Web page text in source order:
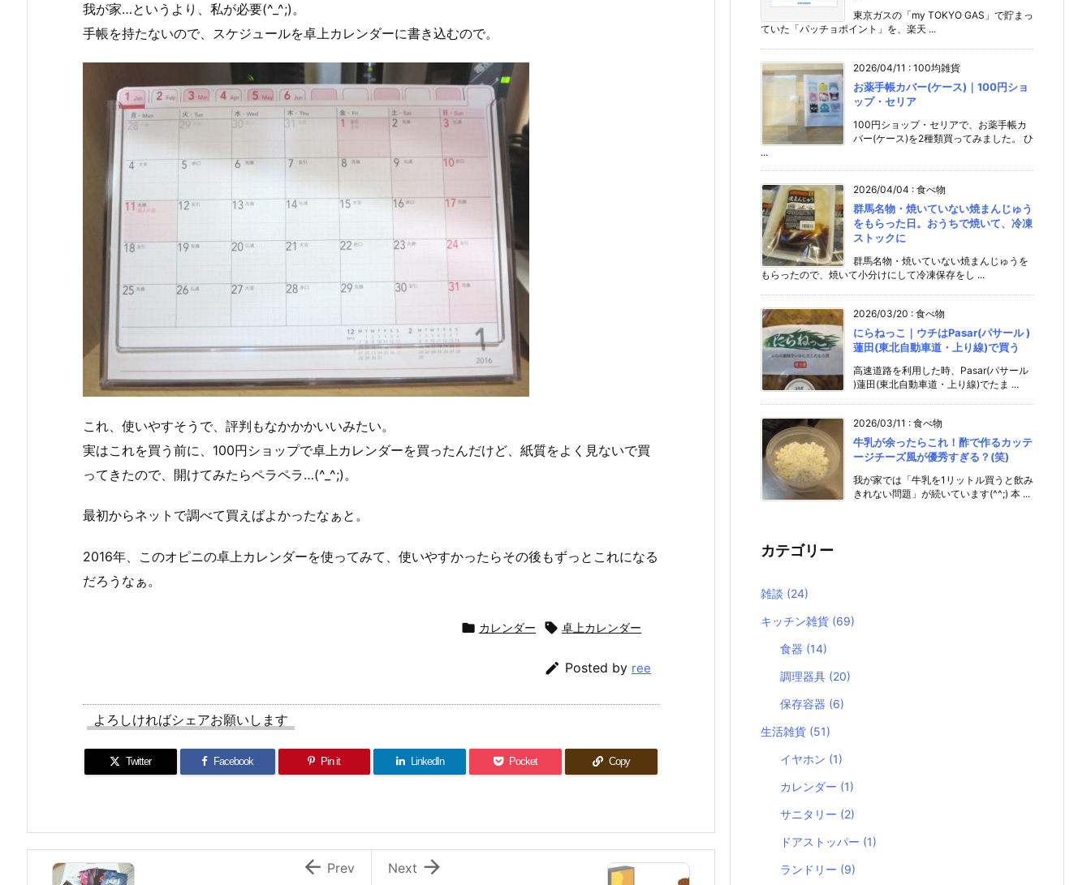
我が家…というより、私が必要(^_^;)。
手帳を持たないので、スケジュールを卓上カレンダーに書き込むので。
これ、使いやすそうで、評判もなかかかいいみたい。
実はこれを買う前に、100円ショップで卓上カレンダーを買ったんだけど、紙質をよく見ないで買
ってきたので、開けてみたらペラペラ…(^_^;)。
最初からネットで調べて買えばよかったなぁと。
2016年、このオピニの卓上カレンダーを使ってみて、使いやすかったらその後もずっとこれになる
だろうなぁ。
 カレンダー  卓上カレンダー
 Posted by ree
よろしければシェアお願いします
Twitter Facebook Pin it LinkedIn Pocket Copy

Next
 Prev
東京ガスの「my TOKYO GAS」で貯まっ
ていた「パッチョポイント」を、楽天 ...
2026/04/11 : 100均雑貨
お薬手帳カバー(ケース)｜100円ショ
ップ・セリア
100円ショップ・セリアで、お薬手帳カ
バー(ケース)を2種類買ってみました。 ひ
...
2026/04/04 : 食べ物
群馬名物・焼いていない焼まんじゅう
をもらった日。おうちで焼いて、冷凍
ストックに
群馬名物・焼いていない焼まんじゅうを
もらったので、焼いて小分けにして冷凍保存をし ...
2026/03/20 : 食べ物
にらねっこ｜ウチはPasar(パサール )
蓮田(東北自動車道・上り線)で買う
高速道路を利用した時、Pasar(パサール
)蓮田(東北自動車道・上り線)でたま ...
2026/03/11 : 食べ物
牛乳が余ったらこれ！酢で作るカッテ
ージチーズ風が優秀すぎる？(笑)
我が家では「牛乳を1リットル買うと飲み
きれない問題」が続いています(^^;) 本 ...
カテゴリー
雑談 (24)
キッチン雑貨 (69)
食器 (14)
調理器具 (20)
保存容器 (6)
生活雑貨 (51)
イヤホン (1)
カレンダー (1)
サニタリー (2)
ドアストッパー (1)
ランドリー (9)